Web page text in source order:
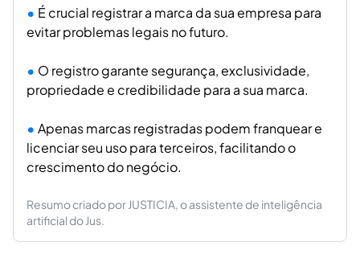
É crucial registrar a marca da sua empresa para
evitar problemas legais no futuro.
O registro garante segurança, exclusividade,
propriedade e credibilidade para a sua marca.
Apenas marcas registradas podem franquear e
licenciar seu uso para terceiros, facilitando o
crescimento do negócio.
Resumo criado por JUSTICIA, o assistente de inteligência
artificial do Jus.